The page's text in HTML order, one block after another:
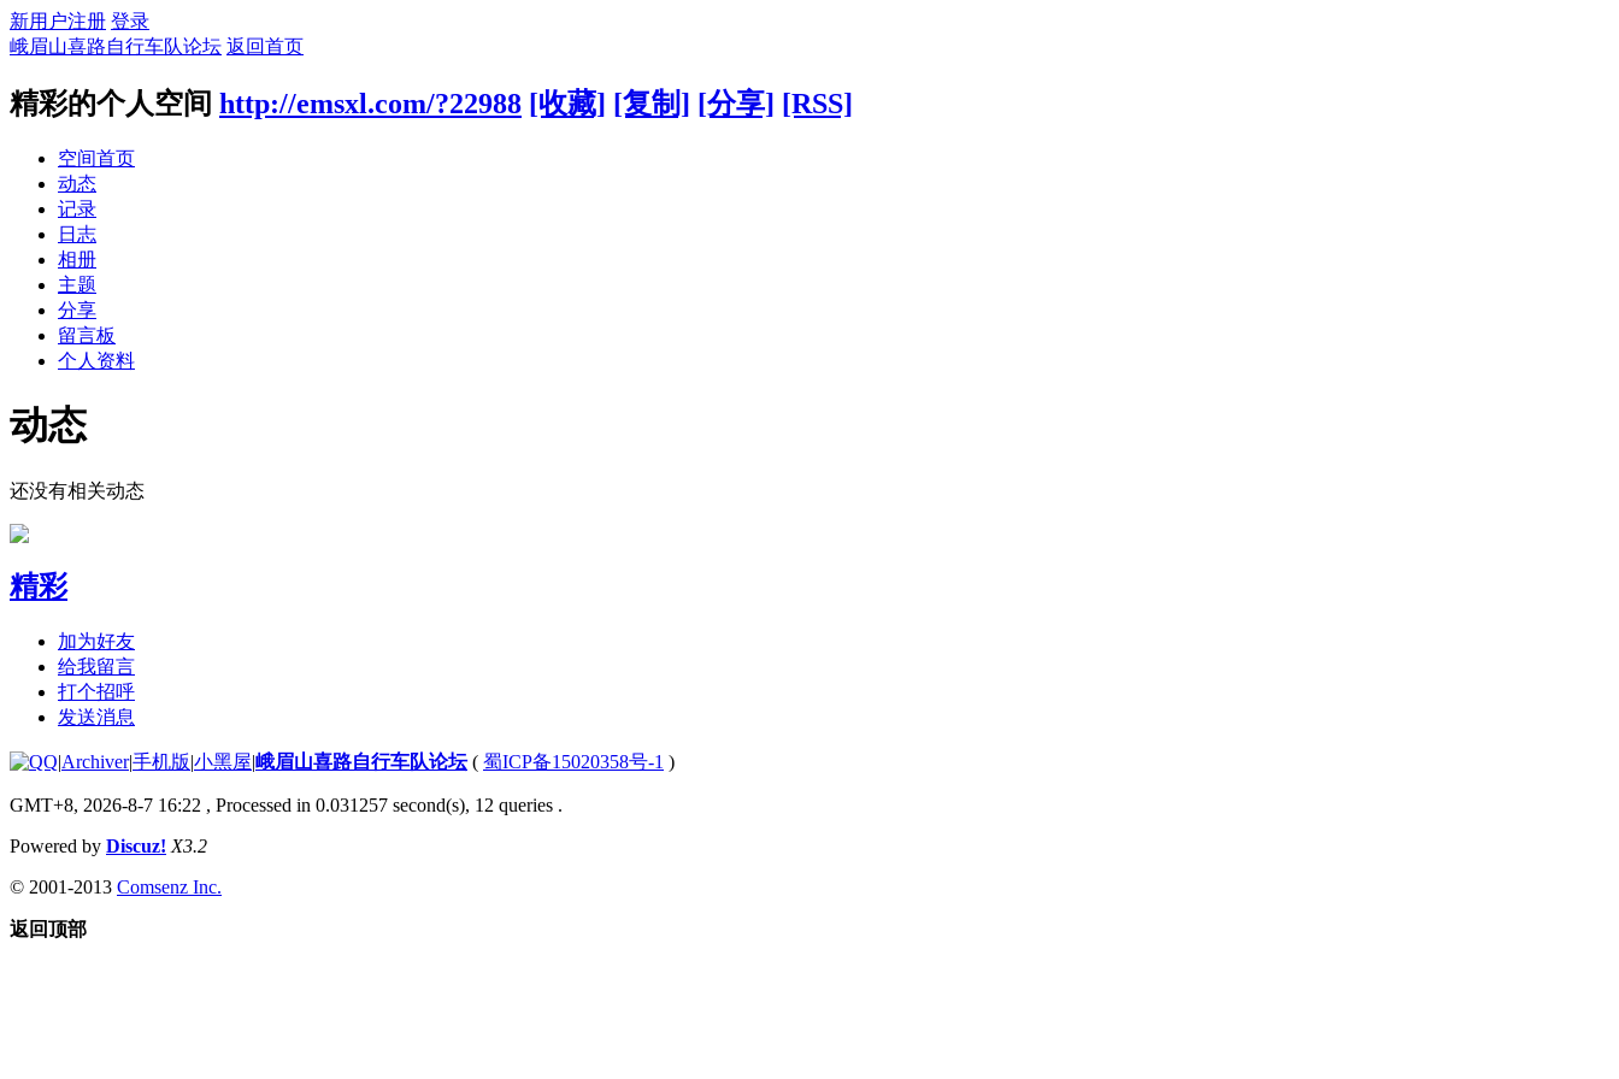
新用户注册 登录
峨眉山喜路自行车队论坛 返回首页
精彩的个人空间 http://emsxl.com/?22988 [收藏] [复制] [分享] [RSS]
空间首页
动态
记录
日志
相册
主题
分享
留言板
个人资料
动态
还没有相关动态
精彩
加为好友
给我留言
打个招呼
发送消息
|Archiver|手机版|小黑屋|峨眉山喜路自行车队论坛( 蜀ICP备15020358号-1 )
GMT+8, 2026-8-7 16:22 , Processed in 0.031257 second(s), 12 queries .
Powered by Discuz! X3.2
© 2001-2013 Comsenz Inc.
返回顶部